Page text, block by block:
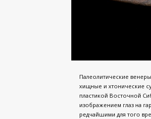
Палеолитические
хищные и хтонические
пластикой Восточной
изображением глаз на
редчайшими для того